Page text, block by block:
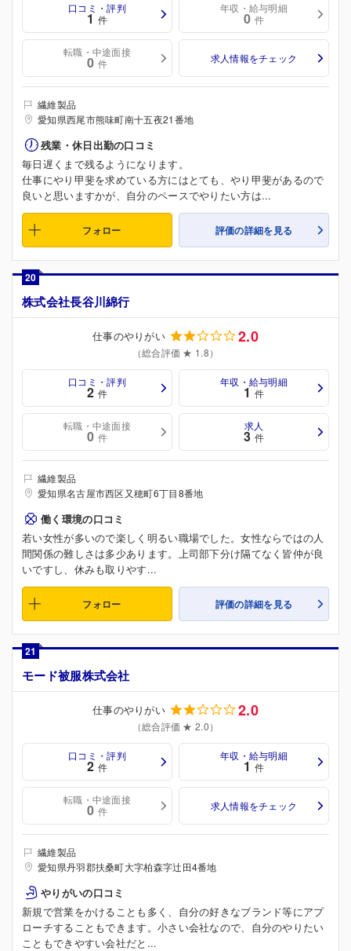
口コミ・評判
1 件
年収・給与明細
0 件
転職・中途面接
0 件 求人情報をチェック
繊維製品
愛知県西尾市熊味町南十五夜21番地
残業・休日出勤の口コミ
毎日遅くまで残るようになります。
仕事にやり甲斐を求めている方にはとても、やり甲斐があるので
良いと思いますかが、自分のペースでやりたい方は...
フォロー 評価の詳細を見る
20
株式会社長谷川綿行
仕事のやりがい 2.0
（総合評価 ★ 1.8）
口コミ・評判
2 件
年収・給与明細
1 件
転職・中途面接
0 件
求人
3 件
繊維製品
愛知県名古屋市西区又穂町6丁目8番地
働く環境の口コミ
若い女性が多いので楽しく明るい職場でした。女性ならではの人
間関係の難しさは多少あります。上司部下分け隔てなく皆仲が良
いですし、休みも取りやす...
フォロー 評価の詳細を見る
21
モード被服株式会社
仕事のやりがい 2.0
（総合評価 ★ 2.0）
口コミ・評判
2 件
年収・給与明細
1 件
転職・中途面接
0 件 求人情報をチェック
繊維製品
愛知県丹羽郡扶桑町大字柏森字辻田4番地
やりがいの口コミ
新規で営業をかけることも多く、自分の好きなブランド等にアプ
ローチすることもできます。小さい会社なので、自分のやりたい
こともできやすい会社だと...